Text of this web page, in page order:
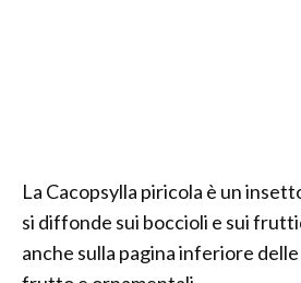
La Cacopsylla piricola è un
si diffonde sui boccioli e sui
anche sulla pagina inferiore